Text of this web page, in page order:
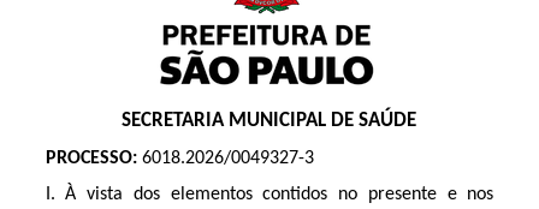
SECRETARIA MUNICIPAL DE SAÚDE
PROCESSO: 6018.2026/0049327-3
I. À vista dos elementos contidos no presente e nos